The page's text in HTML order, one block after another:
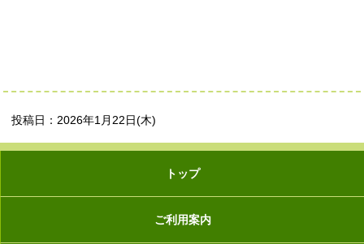
投稿日：2026年1月22日(木)
トップ
ご利用案内